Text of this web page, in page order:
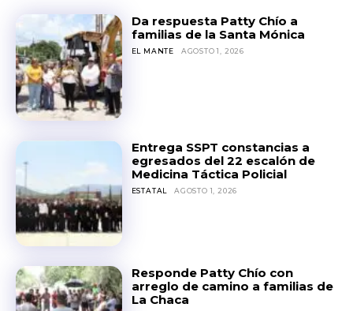
Da respuesta Patty Chío a
familias de la Santa Mónica
EL MANTE AGOSTO 1, 2026
Entrega SSPT constancias a
egresados del 22 escalón de
Medicina Táctica Policial
ESTATAL AGOSTO 1, 2026
Responde Patty Chío con
arreglo de camino a familias de
La Chaca